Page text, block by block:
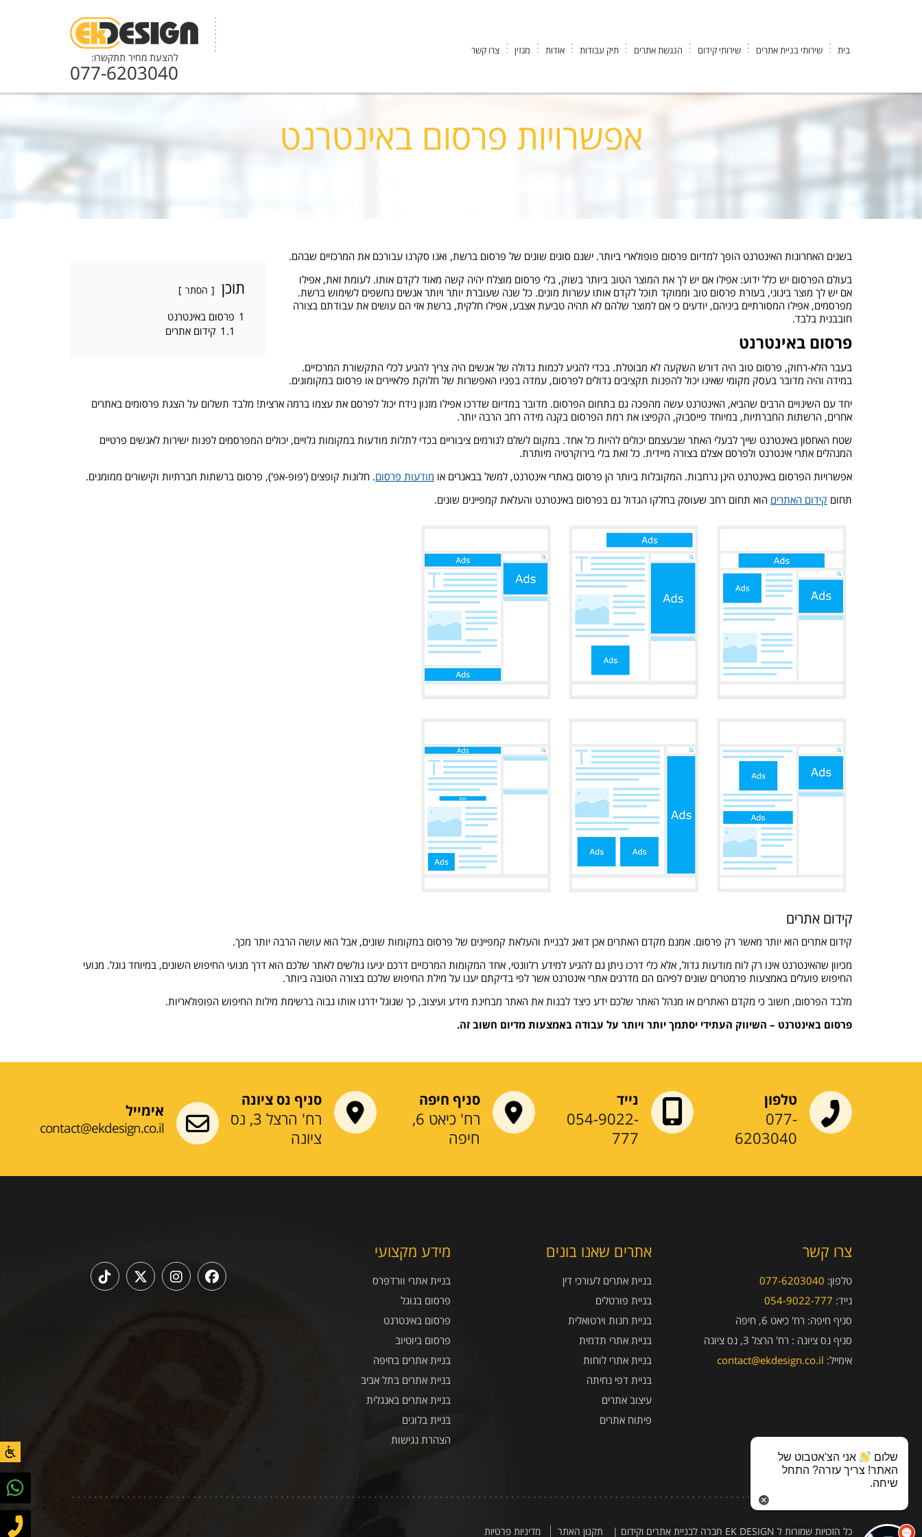
בית שירותי בניית אתרים שירותי קידום הנגשת אתרים תיק עבודות אודות מגזין צרו קשר
להצעת מחיר תתקשרו:
077-6203040
אפשרויות פרסום באינטרנט
תוכן הסתר
1 פרסום באינטרנט
1.1 קידום אתרים
בשנים האחרונות האינטרנט הופך למדיום פרסום פופולארי ביותר. ישנם סוגים שונים של פרסום ברשת, ואנו סקרנו עבורכם את המרכזיים שבהם.
בעולם הפרסום יש כלל ידוע: אפילו אם יש לך את המוצר הטוב ביותר בשוק, בלי פרסום מוצלח יהיה קשה מאוד לקדם אותו. לעומת זאת, אפילו
אם יש לך מוצר בינוני, בעזרת פרסום טוב וממוקד תוכל לקדם אותו עשרות מונים. כל שנה שעוברת יותר ויותר אנשים נחשפים לשימוש ברשת.
מפרסמים, אפילו המסורתיים ביניהם, יודעים כי אם למוצר שלהם לא תהיה טביעת אצבע, אפילו חלקית, ברשת אזי הם עושים את עבודתם בצורה
חובבנית בלבד.
פרסום באינטרנט
בעבר הלא-רחוק, פרסום טוב היה דורש השקעה לא מבוטלת. בכדי להגיע לכמות גדולה של אנשים היה צריך להגיע לכלי התקשורת המרכזיים.
במידה והיה מדובר בעסק מקומי שאינו יכול להפנות תקציבים גדולים לפרסום, עמדה בפניו האפשרות של חלוקת פלאיירים או פרסום במקומונים.
יחד עם השינויים הרבים שהביא, האינטרנט עשה מהפכה גם בתחום הפרסום. מדובר במדיום שדרכו אפילו מזנון נידח יכול לפרסם את עצמו ברמה ארצית! מלבד תשלום על הצגת פרסומים באתרים
אחרים, הרשתות החברתיות, במיוחד פייסבוק, הקפיצו את רמת הפרסום בקנה מידה רחב הרבה יותר.
שטח האחסון באינטרנט שייך לבעלי האתר שבעצמם יכולים להיות כל אחד. במקום לשלם לגורמים ציבוריים בכדי לתלות מודעות במקומות גלויים, יכולים המפרסמים לפנות ישירות לאנשים פרטיים
המנהלים אתרי אינטרנט ולפרסם אצלם בצורה מיידית. כל זאת בלי בירוקרטיה מיותרת.
אפשרויות הפרסום באינטרנט הינן נרחבות. המקובלות ביותר הן פרסום באתרי אינטרנט, למשל בבאנרים או מודעות פרסום. חלונות קופצים ('פופ-אפ'), פרסום ברשתות חברתיות וקישורים ממומנים.
תחום קידום האתרים הוא תחום רחב שעוסק בחלקו הגדול גם בפרסום באינטרנט והעלאת קמפיינים שונים.
קידום אתרים
קידום אתרים הוא יותר מאשר רק פרסום. אמנם מקדם האתרים אכן דואג לבניית והעלאת קמפיינים של פרסום במקומות שונים, אבל הוא עושה הרבה יותר מכך.
מכיוון שהאינטרנט אינו רק לוח מודעות גדול, אלא כלי דרכו ניתן גם להגיע למידע רלוונטי, אחד המקומות המרכזיים דרכם יגיעו גולשים לאתר שלכם הוא דרך מנועי החיפוש השונים, במיוחד גוגל. מנועי
החיפוש פועלים באמצעות פרמטרים שונים לפיהם הם מדרגים אתרי אינטרנט אשר לפי בדיקתם יענו על מילת החיפוש שלכם בצורה הטובה ביותר.
מלבד הפרסום, חשוב כי מקדם האתרים או מנהל האתר שלכם ידע כיצד לבנות את האתר מבחינת מידע ועיצוב, כך שגוגל ידרגו אותו גבוה ברשימת מילות החיפוש הפופולאריות.
פרסום באינטרנט – השיווק העתידי יסתמך יותר ויותר על עבודה באמצעות מדיום חשוב זה.
טלפון
077-
6203040
נייד
054-9022-
777
סניף חיפה
רח' כיאט 6,
חיפה
סניף נס ציונה
רח' הרצל 3, נס
ציונה
אימייל
contact@ekdesign.co.il
צרו קשר
טלפון: 077-6203040
נייד: 054-9022-777
סניף חיפה: רח' כיאט 6, חיפה
סניף נס ציונה : רח' הרצל 3, נס ציונה
אימייל: contact@ekdesign.co.il
אתרים שאנו בונים
בניית אתרים לעורכי דין
בניית פורטלים
בניית חנות וירטואלית
בניית אתרי תדמית
בניית אתרי לוחות
בניית דפי נחיתה
עיצוב אתרים
פיתוח אתרים
מידע מקצועי
בניית אתרי וורדפרס
פרסום בגוגל
פרסום באינטרנט
פרסום ביוטיוב
בניית אתרים בחיפה
בניית אתרים בתל אביב
בניית אתרים באנגלית
בניית בלוגים
הצהרת נגישות
כל הזכויות שמורות ל EK DESIGN חברה לבניית אתרים וקידום | תקנון האתר מדיניות פרטיות
שלום
אני הצ'אטבוט של
האתר! צריך עזרה? התחל
שיחה.